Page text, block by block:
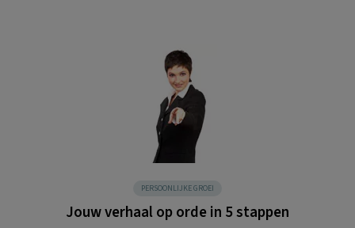
PERSOONLIJKE GROEI
Jouw verhaal op orde in 5 stappen